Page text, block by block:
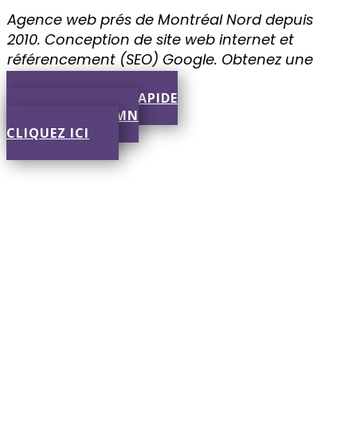
Agence web prés de Montréal Nord depuis
2010. Conception de site web internet et
référencement (SEO) Google. ​Obtenez une
SOUMISSION RAPIDE
RÉPONSE EN 30 MN
CLIQUEZ ICI